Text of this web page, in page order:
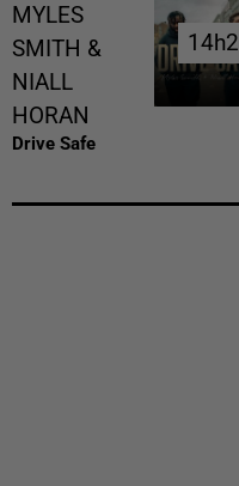
MYLES
SMITH &
NIALL
HORAN
Drive Safe